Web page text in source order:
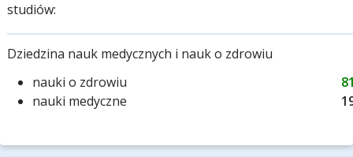
studiów:
Dziedzina nauk medycznych i nauk o zdrowiu
nauki o zdrowiu
nauki medyczne